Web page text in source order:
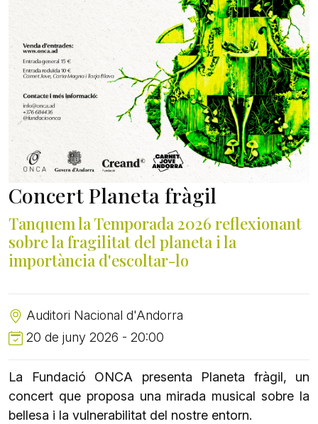
Concert Planeta fràgil
Tanquem la Temporada 2026 reflexionant
sobre la fragilitat del planeta i la
importància d'escoltar-lo
Auditori Nacional d'Andorra
20 de juny 2026 - 20:00
La Fundació ONCA presenta Planeta fràgil, un
concert que proposa una mirada musical sobre la
bellesa i la vulnerabilitat del nostre entorn.